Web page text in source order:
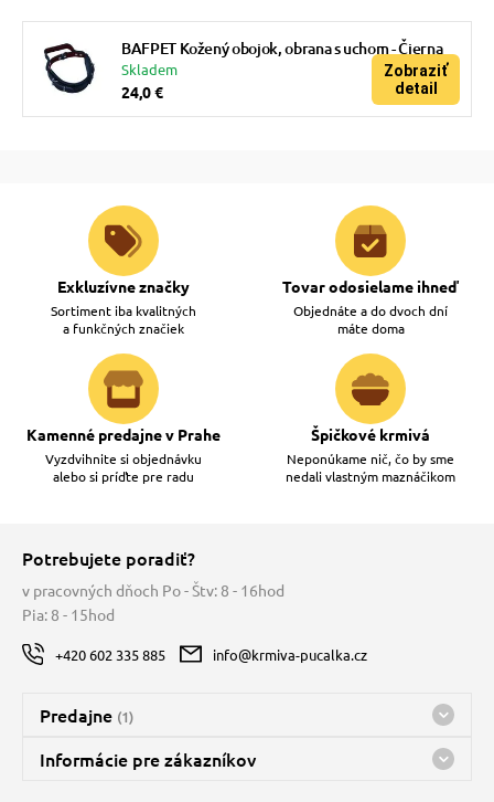
BAFPET Kožený obojok, obrana s uchom - Čierna
Skladem
24,0 €
Zobraziť
detail
Exkluzívne značky
Sortiment iba kvalitných
a funkčných značiek
Tovar odosielame ihneď
Objednáte a do dvoch dní
máte doma
Kamenné predajne v Prahe
Vyzdvihnite si objednávku
alebo si príďte pre radu
Špičkové krmivá
Neponúkame nič, čo by sme
nedali vlastným maznáčikom
Potrebujete poradiť?
v pracovných dňoch Po - Štv: 8 - 16hod
Pia: 8 - 15hod
+420 602 335 885 info@krmiva-pucalka.cz
Predajne (1)
Predajňa a sklad Kbely
Bohužiaľ, momentálne máme zatvorené
Informácie pre zákazníkov